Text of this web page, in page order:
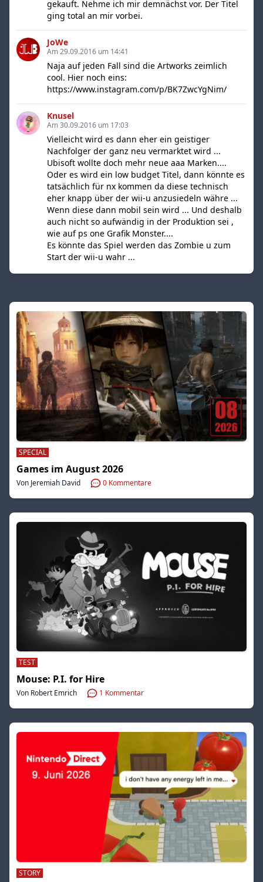
gekauft. Nehme ich mir demnächst vor. Der Titel
ging total an mir vorbei.
JoWe
Am 29.09.2016 um 14:41
Naja auf jeden Fall sind die Artworks zeimlich
cool. Hier noch eins:
https://www.instagram.com/p/BK7ZwcYgNim/
Knusel
Am 30.09.2016 um 17:03
Vielleicht wird es dann eher ein geistiger
Nachfolger der ganz neu vermarktet wird ...
Ubisoft wollte doch mehr neue aaa Marken....
Oder es wird ein low budget Titel, dann könnte es
tatsächlich für nx kommen da diese technisch
eher knapp über der wii-u anzusiedeln währe ...
Wenn diese dann mobil sein wird ... Und deshalb
auch nicht so aufwändig in der Produktion sei ,
wie auf ps one Grafik Monster....
Es könnte das Spiel werden das Zombie u zum
Start der wii-u wahr ...
SPECIAL
Games im August 2026
Von Jeremiah David 0 Kommentare
TEST
Mouse: P.I. for Hire
Von Robert Emrich 1 Kommentar
STORY